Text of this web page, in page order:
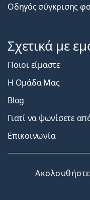
Οδηγός σύγκρισης
Σχετικά με
Ποιοι είμαστε
Η Ομάδα Μας
Blog
Γιατί να ψωνίσετε
Επικοινωνία